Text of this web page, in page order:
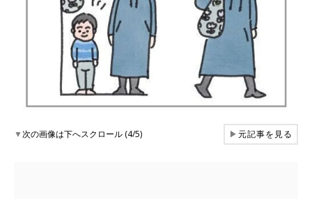
▼次の画像は下へスクロール (4/5) ▶元記事を見る